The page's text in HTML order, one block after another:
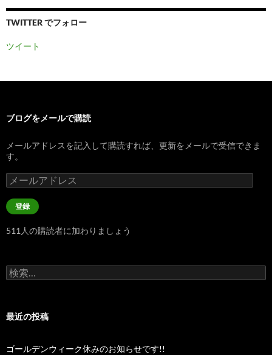
TWITTER でフォロー
ツイート
ブログをメールで購読
メールアドレスを記入して購読すれば、更新をメールで受信できま
す。
メ
ー
ル
ア
レ
登録
511人の購読者に加わりましょう
検
索:
最近の投稿
ゴールデンウィーク休みのお知らせです!!